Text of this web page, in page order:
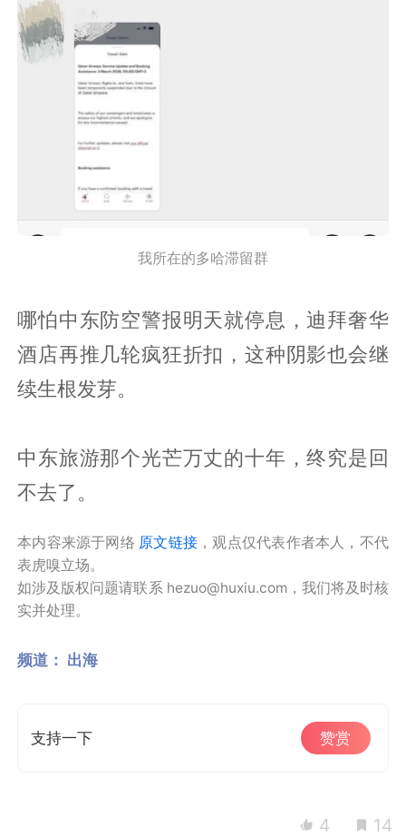
我所在的多哈滞留群
哪怕中东防空警报明天就停息，迪拜奢华
酒店再推几轮疯狂折扣，这种阴影也会继
续生根发芽。
中东旅游那个光芒万丈的十年，终究是回
不去了。
本内容来源于网络 原文链接 ，观点仅代表作者本人，不代
表虎嗅立场。
如涉及版权问题请联系 hezuo@huxiu.com，我们将及时核
实并处理。
频道： 出海
支持一下 赞赏
4 14